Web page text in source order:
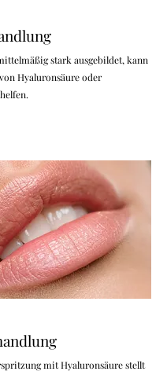
stark ausgebildet, kann
Hyaluronsäure oder
mit Hyaluronsäure stellt